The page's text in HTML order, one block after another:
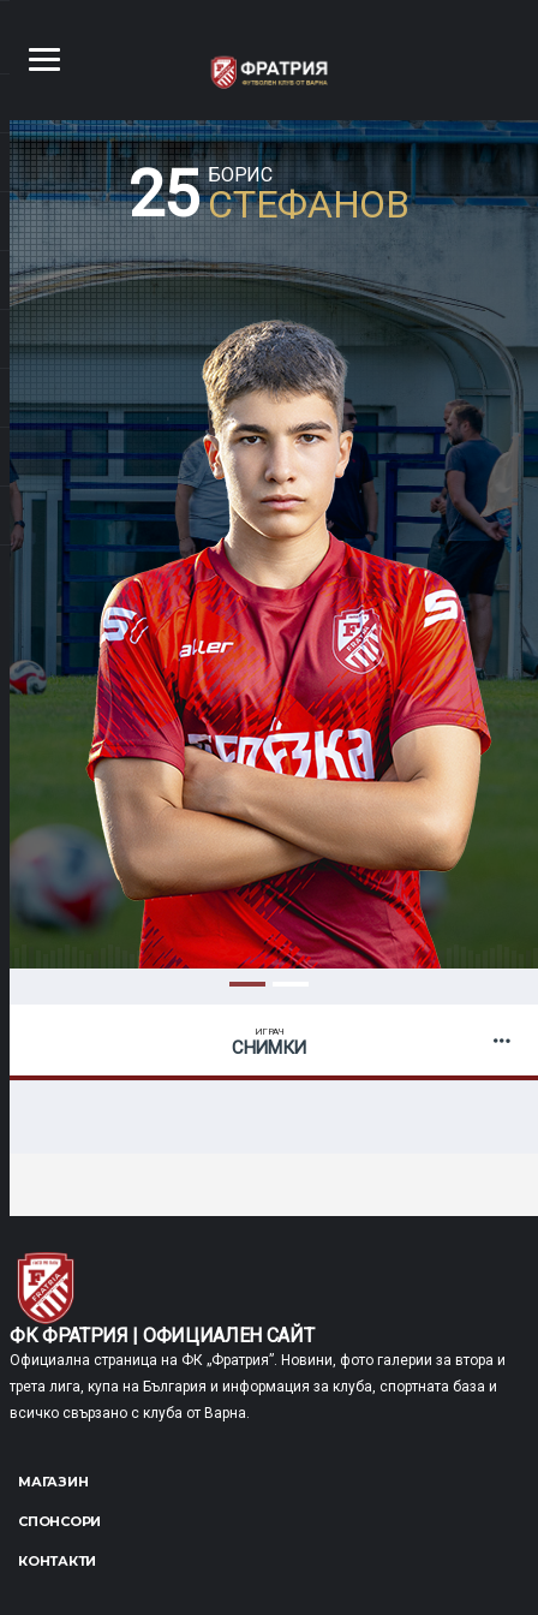
25 БОРИС
СТЕФАНОВ
ИГРАЧ
СНИМКИ
ФК ФРАТРИЯ | ОФИЦИАЛЕН САЙТ
Официална страница на ФК „Фратрия”. Новини, фото галерии за втора и
трета лига, купа на България и информация за клуба, спортната база и
всичко свързано с клуба от Варна.
МАГАЗИН
СПОНСОРИ
КОНТАКТИ